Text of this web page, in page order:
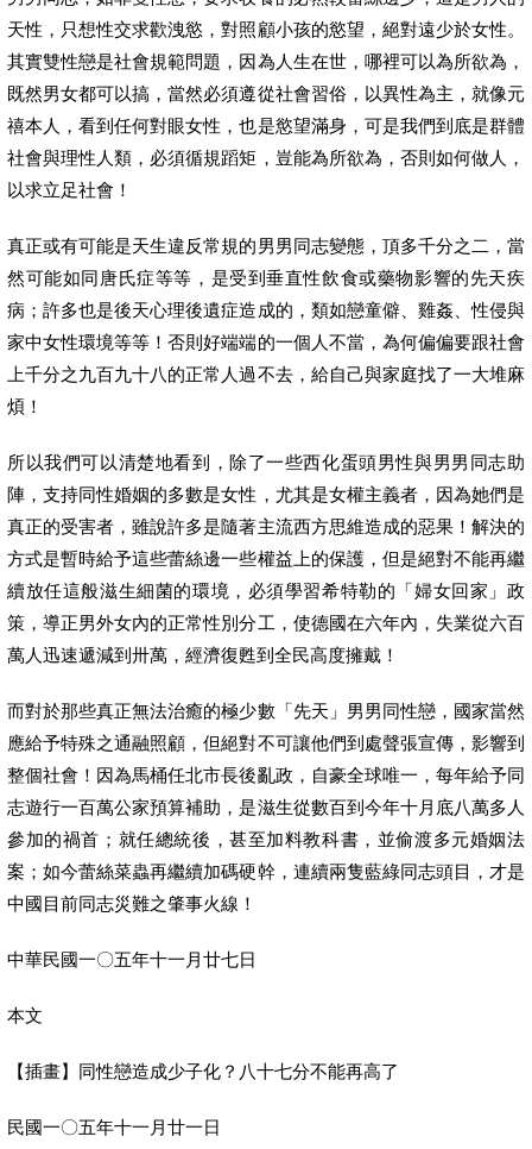
天性，只想性交求歡洩慾，對照顧小孩的慾望，絕對遠少於女性。
其實雙性戀是社會規範問題，因為人生在世，哪裡可以為所欲為，
既然男女都可以搞，當然必須遵從社會習俗，以異性為主，就像元
禧本人，看到任何對眼女性，也是慾望滿身，可是我們到底是群體
社會與理性人類，必須循規蹈矩，豈能為所欲為，否則如何做人，
以求立足社會！
真正或有可能是天生違反常規的男男同志變態，頂多千分之二，當
然可能如同唐氏症等等，是受到垂直性飲食或藥物影響的先天疾
病；許多也是後天心理後遺症造成的，類如戀童僻、雞姦、性侵與
家中女性環境等等！否則好端端的一個人不當，為何偏偏要跟社會
上千分之九百九十八的正常人過不去，給自己與家庭找了一大堆麻
煩！
所以我們可以清楚地看到，除了一些西化蛋頭男性與男男同志助
陣，支持同性婚姻的多數是女性，尤其是女權主義者，因為她們是
真正的受害者，雖說許多是隨著主流西方思維造成的惡果！解決的
方式是暫時給予這些蕾絲邊一些權益上的保護，但是絕對不能再繼
續放任這般滋生細菌的環境，必須學習希特勒的「婦女回家」政
策，導正男外女內的正常性別分工，使德國在六年內，失業從六百
萬人迅速遞減到卅萬，經濟復甦到全民高度擁戴！
而對於那些真正無法治癒的極少數「先天」男男同性戀，國家當然
應給予特殊之通融照顧，但絕對不可讓他們到處聲張宣傳，影響到
整個社會！因為馬桶任北市長後亂政，自豪全球唯一，每年給予同
志遊行一百萬公家預算補助，是滋生從數百到今年十月底八萬多人
參加的禍首；就任總統後，甚至加料教科書，並偷渡多元婚姻法
案；如今蕾絲菜蟲再繼續加碼硬幹，連續兩隻藍綠同志頭目，才是
中國目前同志災難之肇事火線！
中華民國一〇五年十一月廿七日
本文
【插畫】同性戀造成少子化？八十七分不能再高了
民國一〇五年十一月廿一日